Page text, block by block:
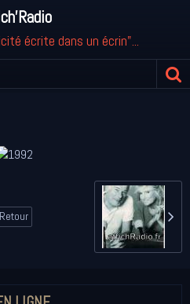
écrite dans un écrin"...
Retour